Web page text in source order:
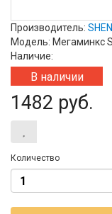
Производитель:
Модель: Мегаминкс
Наличие:
В наличии
1482 руб.
Количество